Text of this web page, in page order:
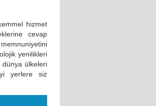
hizmet
cevap
yenilikleri
dünya ülkeleri
iyi yerlere siz